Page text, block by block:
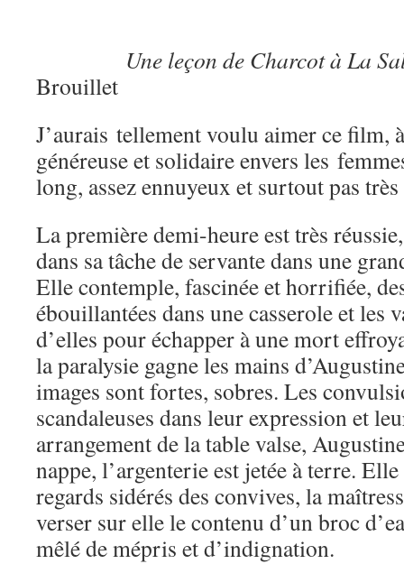
Une leçon de Charcot à La
Brouillet
J’aurais tellement voulu aimer ce film,
généreuse et solidaire envers les
long, assez ennuyeux et surtout pas
La première demi-heure est très
dans sa tâche de servante dans une
Elle contemple, fascinée et horrifiée,
ébouillantées dans une casserole et les
d’elles pour échapper à une mort
la paralysie gagne les mains
images sont fortes, sobres. Les
scandaleuses dans leur expression et
arrangement de la table valse,
nappe, l’argenterie est jetée à terre.
regards sidérés des convives, la
verser sur elle le contenu d’un broc
mêlé de mépris et d’indignation.